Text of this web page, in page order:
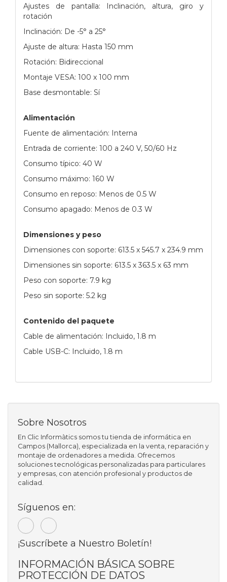
Ajustes de pantalla: Inclinación, altura, giro y
rotación
Inclinación: De -5° a 25°
Ajuste de altura: Hasta 150 mm
Rotación: Bidireccional
Montaje VESA: 100 x 100 mm
Base desmontable: Sí
Alimentación
Fuente de alimentación: Interna
Entrada de corriente: 100 a 240 V, 50/60 Hz
Consumo típico: 40 W
Consumo máximo: 160 W
Consumo en reposo: Menos de 0.5 W
Consumo apagado: Menos de 0.3 W
Dimensiones y peso
Dimensiones con soporte: 613.5 x 545.7 x 234.9 mm
Dimensiones sin soporte: 613.5 x 363.5 x 63 mm
Peso con soporte: 7.9 kg
Peso sin soporte: 5.2 kg
Contenido del paquete
Cable de alimentación: Incluido, 1.8 m
Cable USB-C: Incluido, 1.8 m
Sobre Nosotros
En Clic Informàtics somos tu tienda de informática en
Campos (Mallorca), especializada en la venta, reparación y
montaje de ordenadores a medida. Ofrecemos
soluciones tecnológicas personalizadas para particulares
y empresas, con atención profesional y productos de
calidad.
Síguenos en:
¡Suscríbete a Nuestro Boletín!
INFORMACIÓN BÁSICA SOBRE
PROTECCIÓN DE DATOS